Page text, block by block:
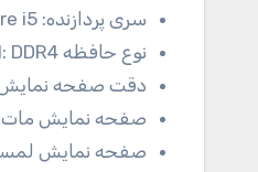
سری پردازنده: i5
نوع حافظه RAM: DDR4
دقت صفحه
صفحه نمایش
صفحه نمایش